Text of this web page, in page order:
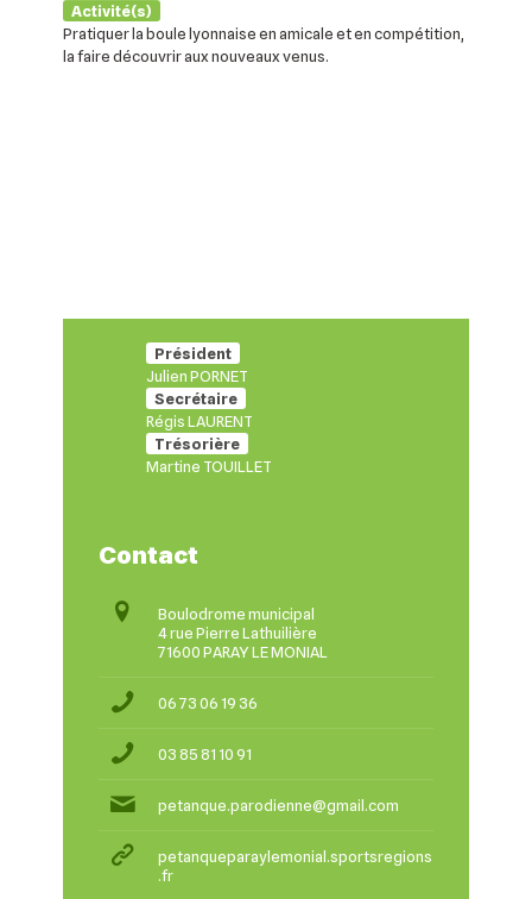
Activité(s)
Pratiquer la boule lyonnaise en amicale et en compétition,
la faire découvrir aux nouveaux venus.
Président
Julien PORNET
Secrétaire
Régis LAURENT
Trésorière
Martine TOUILLET
Contact
Boulodrome municipal
4 rue Pierre Lathuilière
71600 PARAY LE MONIAL
06 73 06 19 36
03 85 81 10 91
petanque.parodienne@gmail.com
petanqueparaylemonial.sportsregions
.fr